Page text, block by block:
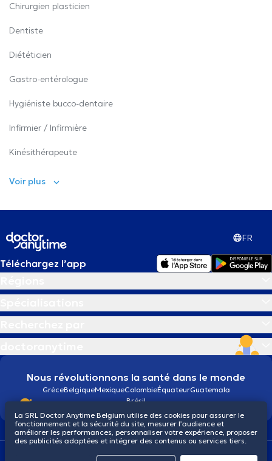
Chirurgien plasticien
Dentiste
Diététicien
Gastro-entérologue
Hygiéniste bucco-dentaire
Infirmier / Infirmière
Kinésithérapeute
Voir plus
FR
Téléchargez l’app
Nous révolutionnons la santé dans le monde
GrèceBelgiqueMexiqueColombieÉquateurGuatemala
Brésil
Conditions généralesCookiesPolitique de confidentialité
La SRL Doctor Anytime Belgium utilise des cookies pour assurer le
fonctionnement et la sécurité du site, mesurer l’audience et
améliorer les performances, personnaliser votre expérience, proposer
des publicités adaptées et intégrer des contenus ou services tiers.